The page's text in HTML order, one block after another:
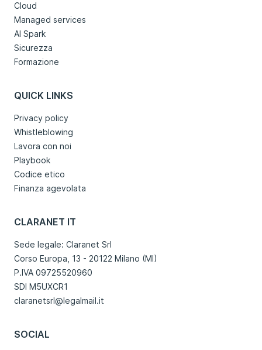
Cloud
Managed services
AI Spark
Sicurezza
Formazione
QUICK LINKS
Privacy policy
Whistleblowing
Lavora con noi
Playbook
Codice etico
Finanza agevolata
CLARANET IT
Sede legale: Claranet Srl
Corso Europa, 13 - 20122 Milano (MI)
P.IVA 09725520960
SDI M5UXCR1
claranetsrl@legalmail.it
SOCIAL